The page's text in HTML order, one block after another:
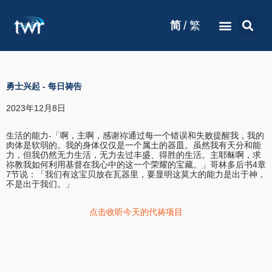
简 / 繁
勇士兴起 - 每日祷告
2023年12月8日
生活的能力-「啊，主啊，感谢祢通过每一个错误和失败提醒我，我的
肉体是软弱的。我的身体仅仅是一个属土的器皿。虽然我有天分和能
力，但我仍然无力生活，无力去过丰盛、得胜的生活。主耶稣啊，求
祢教我如何利用基督在我心中的这一个荣耀的宝藏。」哥林多后书4章
7节说：「我们有这宝贝放在瓦器里，要显明这莫大的能力是出于神，
不是出于我们。」
点击收听今天的代祷项目